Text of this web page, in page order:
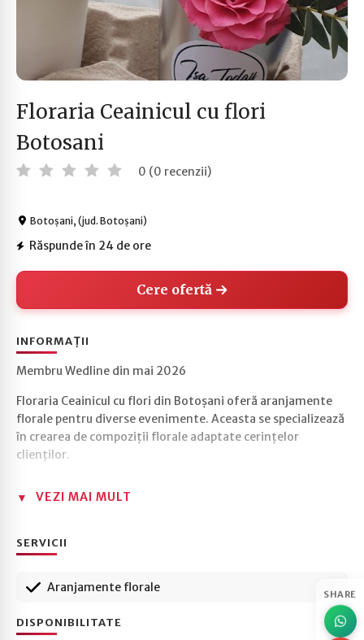
SHARE
Floraria Ceainicul cu flori
Botosani
0 (0 recenzii)
Botoșani, (jud. Botoșani)
Răspunde în 24 de ore
Cere ofertă
INFORMAȚII
Membru Wedline din mai 2026
Floraria Ceainicul cu flori din Botoșani oferă aranjamente
florale pentru diverse evenimente. Aceasta se specializează
în crearea de compoziții florale adaptate cerințelor
clienților.
VEZI MAI MULT
SERVICII
Aranjamente florale
DISPONIBILITATE